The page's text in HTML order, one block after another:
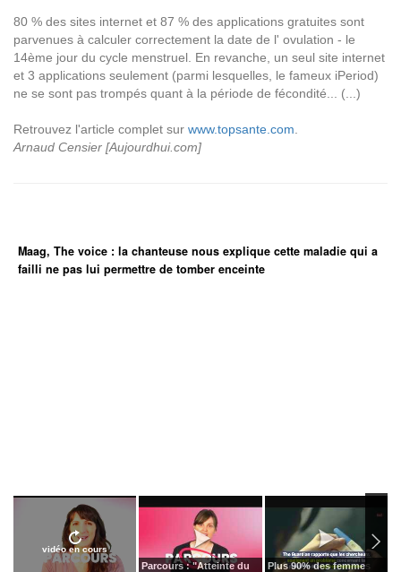
80 % des sites internet et 87 % des applications gratuites sont
parvenues à calculer correctement la date de l' ovulation - le
14ème jour du cycle menstruel. En revanche, un seul site internet
et 3 applications seulement (parmi lesquelles, le fameux iPeriod)
ne se sont pas trompés quant à la période de fécondité... (...)
Retrouvez l'article complet sur www.topsante.com
Arnaud Censier [Aujourdhui.com]
Maag, The voice : la chanteuse nous explique cette maladie qui a
failli ne pas lui permettre de tomber enceinte
vidéo en cours
Parcours : "Atteinte du
Plus 90% des femmes